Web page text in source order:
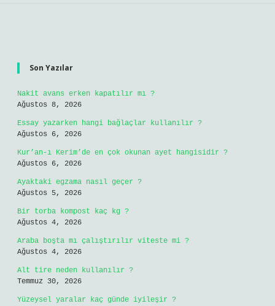
Son Yazılar
Nakit avans erken kapatılır mı ?
Ağustos 8, 2026
Essay yazarken hangi bağlaçlar kullanılır ?
Ağustos 6, 2026
Kur’an-ı Kerim’de en çok okunan ayet hangisidir ?
Ağustos 6, 2026
Ayaktaki egzama nasıl geçer ?
Ağustos 5, 2026
Bir torba kompost kaç kg ?
Ağustos 4, 2026
Araba boşta mı çalıştırılır viteste mi ?
Ağustos 4, 2026
Alt tire neden kullanılır ?
Temmuz 30, 2026
Yüzeysel yaralar kaç günde iyileşir ?